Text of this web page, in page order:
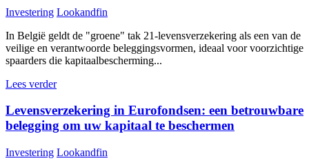
Investering Lookandfin
In België geldt de "groene" tak 21-levensverzekering als een van de
veilige en verantwoorde beleggingsvormen, ideaal voor voorzichtige
spaarders die kapitaalbescherming...
Lees verder
Levensverzekering in Eurofondsen: een betrouwbare
belegging om uw kapitaal te beschermen
Investering Lookandfin